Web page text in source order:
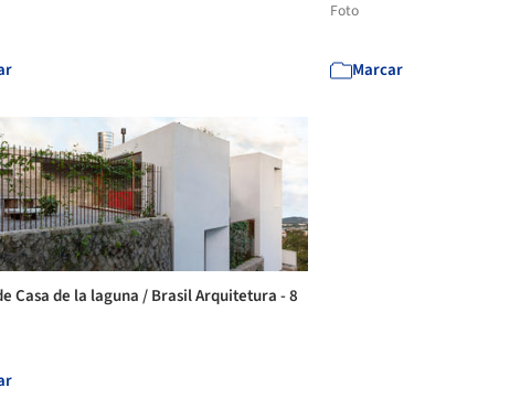
Foto
Marcar
Casa de la laguna / Brasil Arquitetura - 8